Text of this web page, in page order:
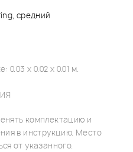
средний
0.03 x 0.02 x 0.01 м.
комплектацию и
в инструкцию. Место
от указанного.